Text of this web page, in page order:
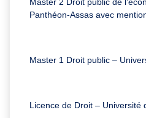
Master 2 Droit public de
Panthéon-Assas avec
Master 1 Droit public –
Licence de Droit – Université